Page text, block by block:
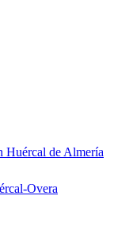
Huércal de Almería
Overa